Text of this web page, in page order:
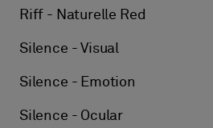
Riff - Naturelle Red
Silence - Visual
Silence - Emotion
Silence - Ocular